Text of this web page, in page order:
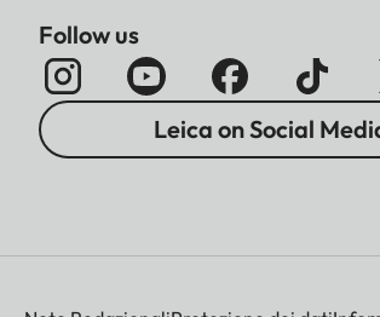
Follow us
Leica on Social